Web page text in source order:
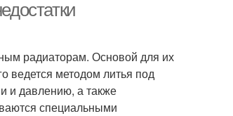
радиаторам. Основой для их
ведется методом литья под
и давлению, а также
специальными